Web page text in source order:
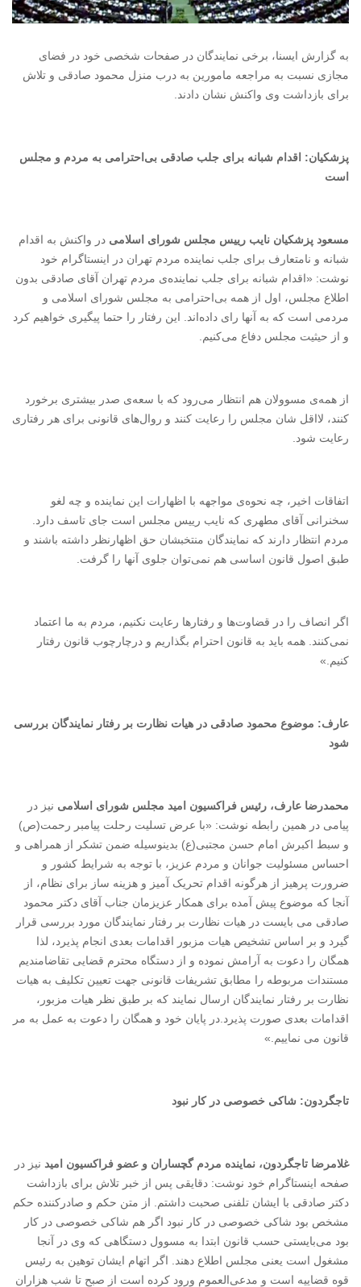
به گزارش ایسنا، برخی نمایندگان در صفحات شخصی خود در فضای
مجازی نسبت به مراجعه مامورین به درب منزل محمود صادقی و تلاش
برای بازداشت وی واکنش نشان دادند.
پزشکیان: اقدام شبانه برای جلب صادقی بی‌احترامی به مردم و مجلس
است
مسعود پزشکیان نایب رییس مجلس شورای اسلامی در واکنش به اقدام
شبانه و نامتعارف برای جلب نماینده مردم تهران در اینستاگرام خود
نوشت: «اقدام شبانه برای جلب نماینده‌ی مردم تهران آقای صادقی بدون
اطلاع مجلس، اول از همه بی‌احترامی به مجلس شورای اسلامی و
مردمی است که به آنها رای داده‌اند. این رفتار را حتما پیگیری خواهیم کرد
و از حیثیت مجلس دفاع می‌کنیم.
از همه‌ی مسوولان هم انتظار می‌رود که با سعه‌ی صدر بیشتری برخورد
کنند، لااقل شان مجلس را رعایت کنند و روال‌های قانونی برای هر رفتاری
رعایت شود.
اتفاقات اخیر، چه نحوه‌ی مواجهه با اظهارات این نماینده و چه لغو
سخنرانی آقای مطهری که نایب رییس مجلس است جای تاسف دارد.
مردم انتظار دارند که نمایندگان منتخبشان حق اظهارنظر داشته باشند و
طبق اصول قانون اساسی هم نمی‌توان جلوی آنها را گرفت.
اگر انصاف را در قضاوت‌ها و رفتارها رعایت نکنیم، مردم به ما اعتماد
نمی‌کنند. همه باید به قانون احترام بگذاریم و درچارچوب قانون رفتار
کنیم.»
عارف: موضوع محمود صادقی در هیات نظارت بر رفتار نمایندگان بررسی
شود
محمدرضا عارف، رئیس فراکسیون امید مجلس شورای اسلامی نیز در
پیامی در همین رابطه نوشت: «با عرض تسلیت رحلت پیامبر رحمت(ص)
و سبط اکبرش امام حسن مجتبی(ع) بدینوسیله ضمن تشکر از همراهی و
احساس مسئولیت جوانان و مردم عزیز، با توجه به شرایط کشور و
ضرورت پرهیز از هرگونه اقدام تحریک آمیز و هزینه ساز برای نظام، از
آنجا که موضوع پیش آمده برای همکار عزیزمان جناب آقای دکتر محمود
صادقی می بایست در هیات نظارت بر رفتار نمایندگان مورد بررسی قرار
گیرد و بر اساس تشخیص هیات مزبور اقدامات بعدی انجام پذیرد، لذا
همگان را دعوت به آرامش نموده و از دستگاه محترم قضایی تقاضامندیم
مستندات مربوطه را مطابق تشریفات قانونی جهت تعیین تکلیف به هیات
نظارت بر رفتار نمایندگان ارسال نمایند که بر طبق نظر هیات مزبور،
اقدامات بعدی صورت پذیرد.در پایان خود و همگان را دعوت به عمل به مر
قانون می نماییم.»
تاجگردون: شاکی خصوصی در کار نبود
غلامرضا تاجگردون، نماینده مردم گچساران و عضو فراکسیون امید نیز در
صفحه اینستاگرام خود نوشت: دقایقی پس از خبر تلاش برای بازداشت
دکتر صادقی با ایشان تلفنی صحبت داشتم. از متن حکم و صادرکننده حکم
مشخص بود شاکی خصوصی در کار نبود اگر هم شاکی خصوصی در کار
بود می‌بایستی حسب قانون ابتدا به مسوول دستگاهی که وی در آنجا
مشغول است یعنی مجلس اطلاع دهند. اگر اتهام ایشان توهین به رئیس
قوه قضاییه است و مدعی‌العموم ورود کرده است از صبح تا شب هزاران